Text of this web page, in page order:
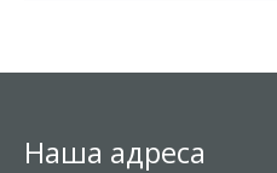
Наша адреса